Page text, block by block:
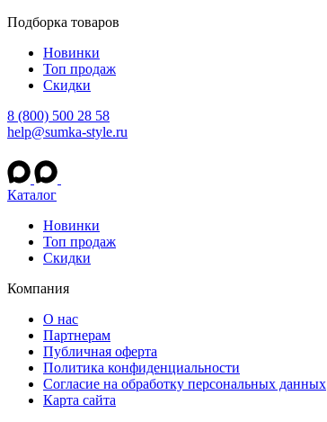
Подборка товаров
Новинки
Топ продаж
Скидки
8 (800) 500 28 58
help@sumka-style.ru
Каталог
Новинки
Топ продаж
Скидки
Компания
О нас
Партнерам
Публичная оферта
Политика конфиденциальности
Согласие на обработку персональных данных
Карта сайта